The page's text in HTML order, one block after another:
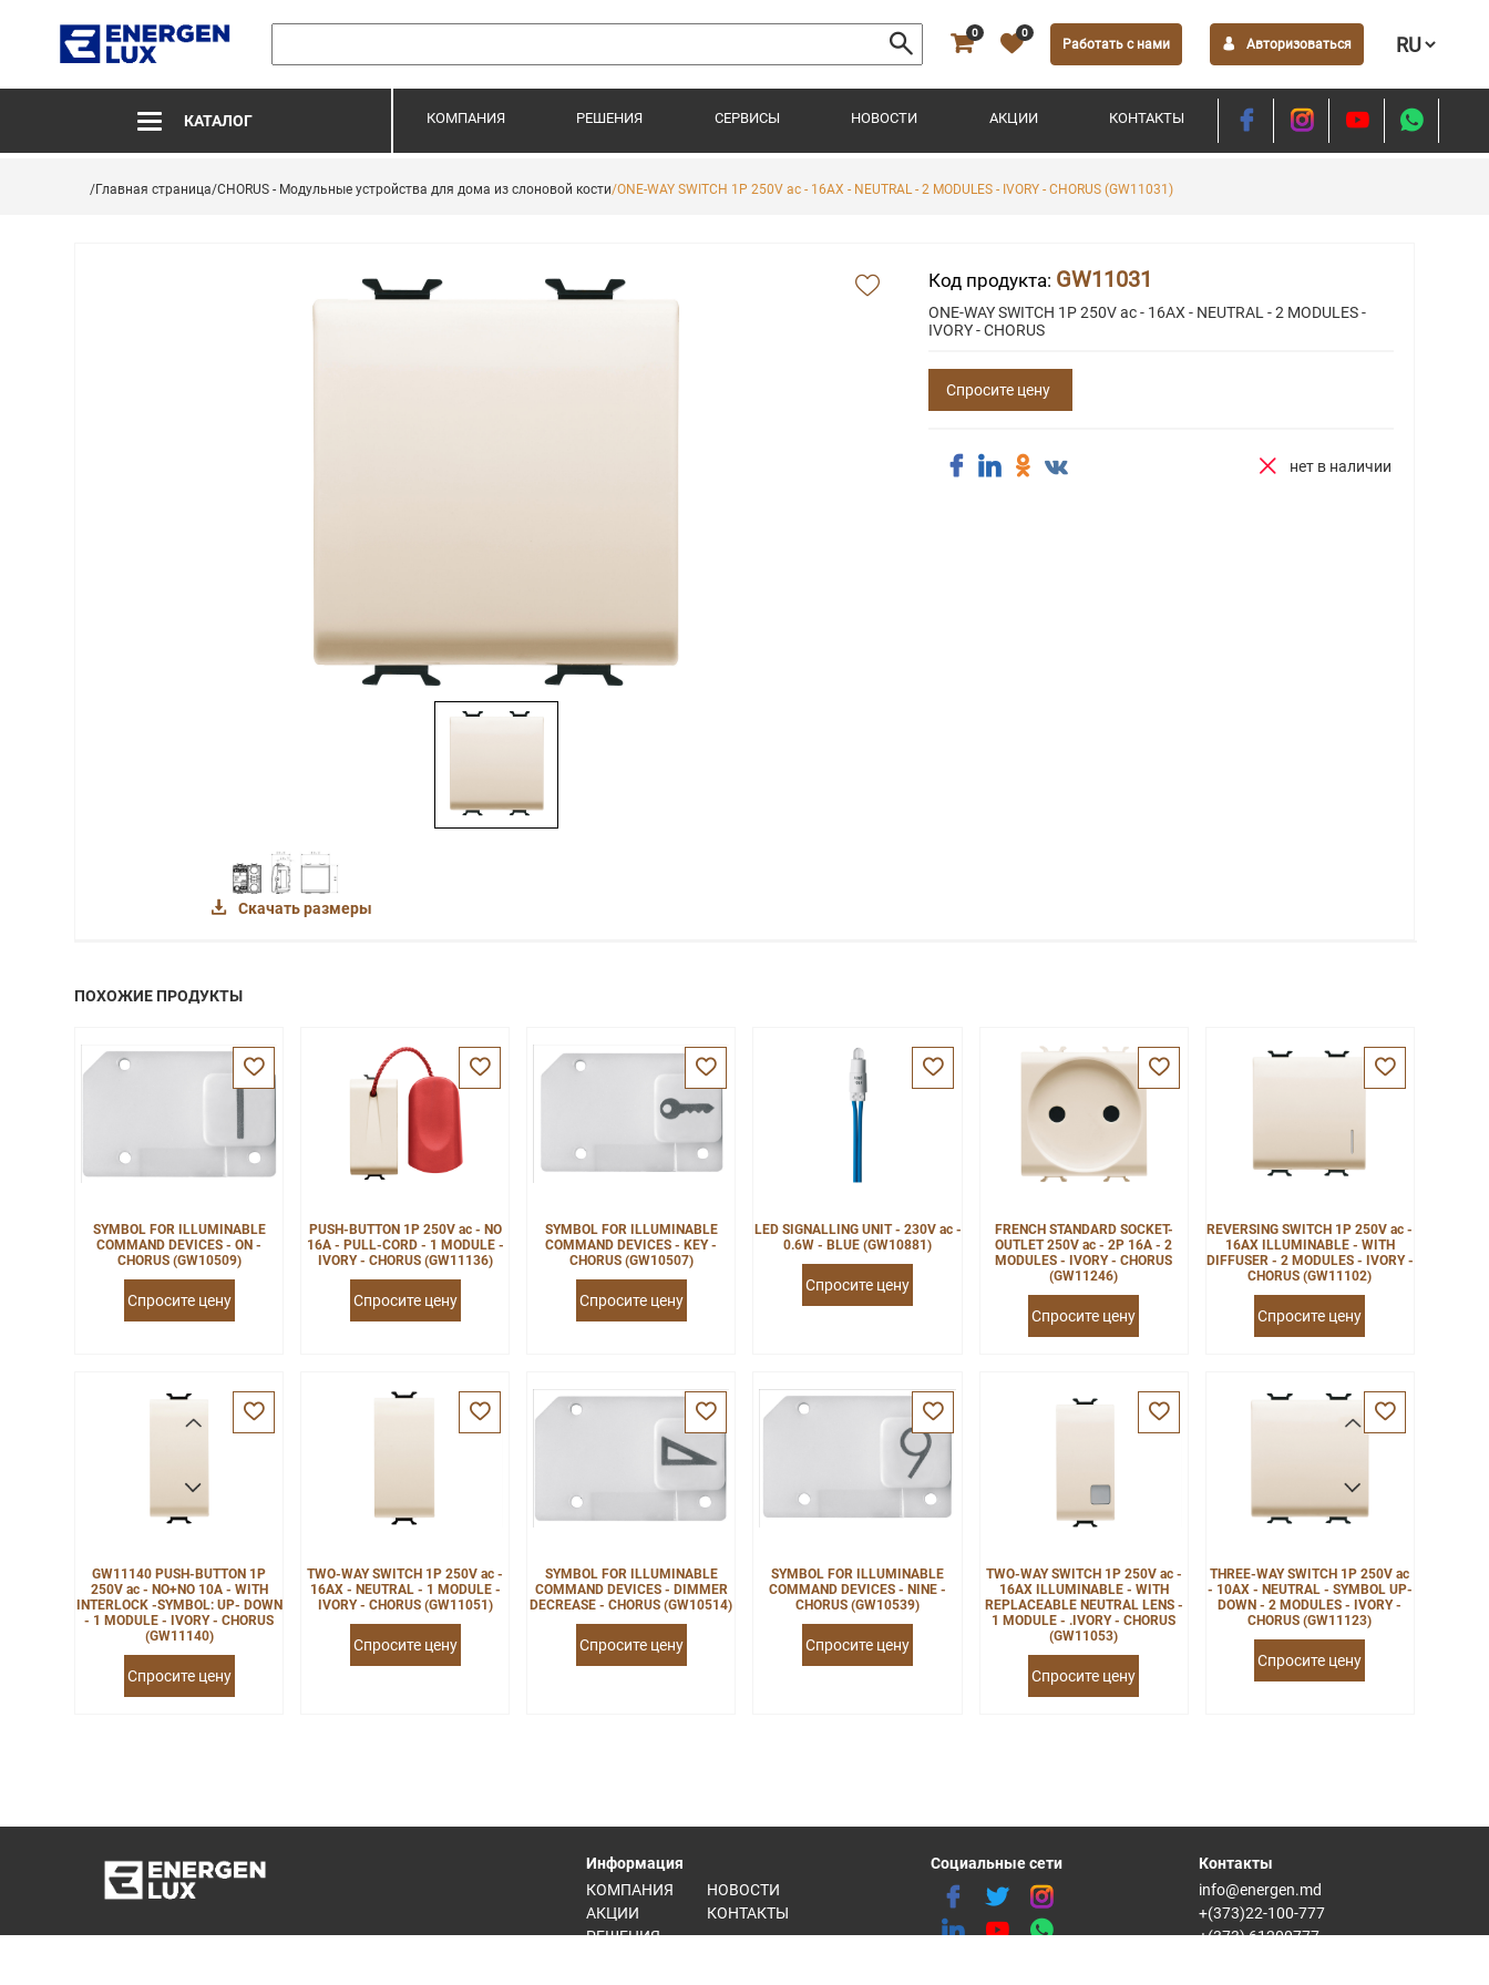
0 0
Работать с нами Авторизоваться
КАТАЛОГ КОМПАНИЯ РЕШЕНИЯ СЕРВИСЫ НОВОСТИ АКЦИИ КОНТАКТЫ
/Главная страница/CHORUS - Модульные устройства для дома из слоновой кости/ONE-WAY SWITCH 1P 250V ac - 16AX - NEUTRAL - 2 MODULES - IVORY - CHORUS (GW11031)
Скачать размеры
Код продукта: GW11031
ONE-WAY SWITCH 1P 250V ac - 16AX - NEUTRAL - 2 MODULES -
IVORY - CHORUS
Спросите цену
нет в наличии
ПОХОЖИЕ ПРОДУКТЫ
SYMBOL FOR ILLUMINABLE
COMMAND DEVICES - ON -
CHORUS (GW10509)
Спросите цену
PUSH-BUTTON 1P 250V ac - NO
16A - PULL-CORD - 1 MODULE -
IVORY - CHORUS (GW11136)
Спросите цену
SYMBOL FOR ILLUMINABLE
COMMAND DEVICES - KEY -
CHORUS (GW10507)
Спросите цену
LED SIGNALLING UNIT - 230V ac -
0.6W - BLUE (GW10881)
Спросите цену
FRENCH STANDARD SOCKET-
OUTLET 250V ac - 2P 16A - 2
MODULES - IVORY - CHORUS
(GW11246)
Спросите цену
REVERSING SWITCH 1P 250V ac -
16AX ILLUMINABLE - WITH
DIFFUSER - 2 MODULES - IVORY -
CHORUS (GW11102)
Спросите цену
GW11140 PUSH-BUTTON 1P
250V ac - NO+NO 10A - WITH
INTERLOCK -SYMBOL: UP- DOWN
- 1 MODULE - IVORY - CHORUS
(GW11140)
Спросите цену
TWO-WAY SWITCH 1P 250V ac -
16AX - NEUTRAL - 1 MODULE -
IVORY - CHORUS (GW11051)
Спросите цену
SYMBOL FOR ILLUMINABLE
COMMAND DEVICES - DIMMER
DECREASE - CHORUS (GW10514)
Спросите цену
SYMBOL FOR ILLUMINABLE
COMMAND DEVICES - NINE -
CHORUS (GW10539)
Спросите цену
TWO-WAY SWITCH 1P 250V ac -
16AX ILLUMINABLE - WITH
REPLACEABLE NEUTRAL LENS -
1 MODULE - .IVORY - CHORUS
(GW11053)
Спросите цену
THREE-WAY SWITCH 1P 250V ac
- 10AX - NEUTRAL - SYMBOL UP-
DOWN - 2 MODULES - IVORY -
CHORUS (GW11123)
Спросите цену
Информация
КОМПАНИЯ
АКЦИИ
РЕШЕНИЯ
НОВОСТИ
КОНТАКТЫ
Социальные сети
Контакты
info@energen.md
+(373)22-100-777
+(373) 61200777